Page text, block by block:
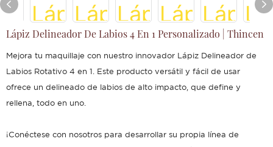
Lápiz Delineador De Labios 4 En 1 Personalizado | Thincen
Mejora tu maquillaje con nuestro innovador Lápiz Delineador de
Labios Rotativo 4 en 1. Este producto versátil y fácil de usar
ofrece un delineado de labios de alto impacto, que define y
rellena, todo en uno.
¡Conéctese con nosotros para desarrollar su propia línea de